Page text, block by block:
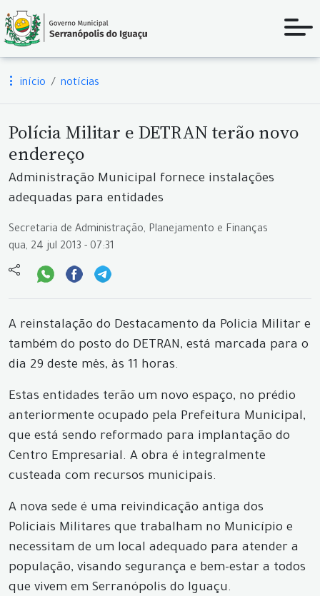
início notícias
Polícia Militar e DETRAN terão novo
endereço
Administração Municipal fornece instalações
adequadas para entidades
Secretaria de Administração, Planejamento e Finanças
qua, 24 jul 2013 - 07:31
A reinstalação do Destacamento da Policia Militar e
também do posto do DETRAN, está marcada para o
dia 29 deste mês, às 11 horas.
Estas entidades terão um novo espaço, no prédio
anteriormente ocupado pela Prefeitura Municipal,
que está sendo reformado para implantação do
Centro Empresarial. A obra é integralmente
custeada com recursos municipais.
A nova sede é uma reivindicação antiga dos
Policiais Militares que trabalham no Município e
necessitam de um local adequado para atender a
população, visando segurança e bem-estar a todos
que vivem em Serranópolis do Iguaçu.